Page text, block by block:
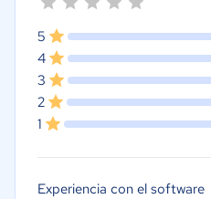
5
4
3
2
1
Experiencia con el software